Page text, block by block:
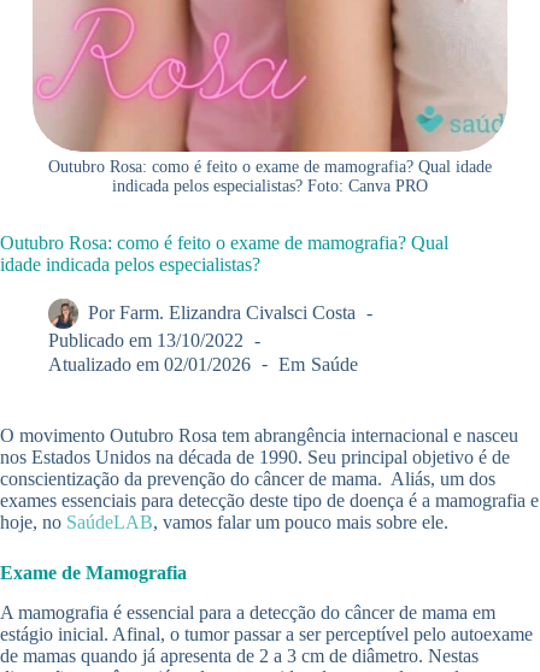
Outubro Rosa: como é feito o exame de mamografia? Qual idade
indicada pelos especialistas? Foto: Canva PRO
Outubro Rosa: como é feito o exame de mamografia? Qual
idade indicada pelos especialistas?
Por Farm. Elizandra Civalsci Costa
Publicado em 13/10/2022
Atualizado em 02/01/2026 Em Saúde
O movimento Outubro Rosa tem abrangência internacional e nasceu
nos Estados Unidos na década de 1990. Seu principal objetivo é de
conscientização da prevenção do câncer de mama. Aliás, um dos
exames essenciais para detecção deste tipo de doença é a mamografia e
hoje, no SaúdeLAB, vamos falar um pouco mais sobre ele.
Exame de Mamografia
A mamografia é essencial para a detecção do câncer de mama em
estágio inicial. Afinal, o tumor passar a ser perceptível pelo autoexame
de mamas quando já apresenta de 2 a 3 cm de diâmetro. Nestas